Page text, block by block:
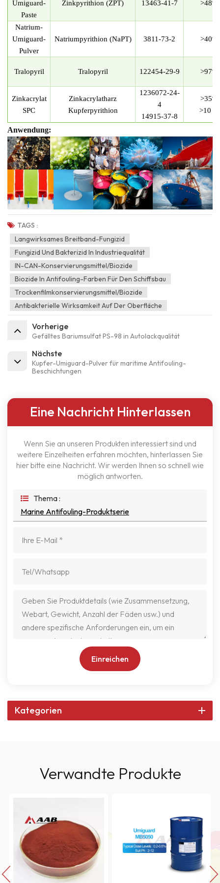
Umiguard-
Paste
Zinkpyrithion (ZPT) 13463-41-7 >48%
Natrium-
Umiguard-
Pulver
Natriumpyrithion (NaPT) 3811-73-2 >40%
Tralopyril Tralopyril 122454-29-9 >97%
Zinkacrylat
SPC
Zinkacrylatharz
Kupferpyrithion
1236072-24-
4
14915-37-8
>35%
>10 %
Anwendung:
TAGS :
Langwirksames Breitband-Fungizid
Fungizid Und Bakterizid In Industriequalität
IN-CAN-Konservierungsmittel/Biozide
Biozide In Antifouling-Farben Für Den Schiffsbau
Trockenfilmkonservierungsmittel/Biozide
Antibakterielle Wirksamkeit Auf Der Oberfläche
Vorherige
Gefälltes Bariumsulfat PS-98 in Autolackqualität
Nächste
Kupfer-Umiguard-Pulver für maritime Antifouling-
Beschichtungen
Eine Nachricht Hinterlassen
Wenn Sie an unseren Produkten interessiert sind und
weitere Einzelheiten erfahren möchten, hinterlassen Sie
hier bitte eine Nachricht. Wir werden Ihnen so schnell wie
möglich antworten.
Thema :
Marine Antifouling-Produktserie
Einreichen
Kategorien
Verwandte Produkte